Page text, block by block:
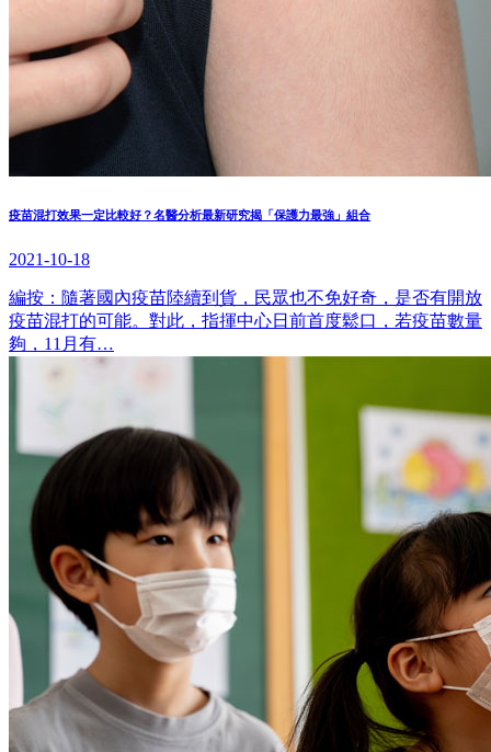
疫苗混打效果一定比較好？名醫分析最新研究揭「保護力最強」組合
2021-10-18
編按：隨著國內疫苗陸續到貨，民眾也不免好奇，是否有開放
疫苗混打的可能。對此，指揮中心日前首度鬆口，若疫苗數量
夠，11月有…